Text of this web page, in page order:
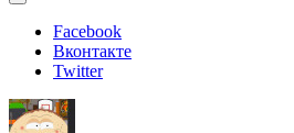
Facebook
Вконтакте
Twitter